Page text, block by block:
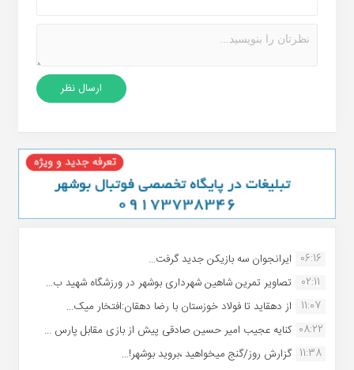
06:16 ایرانجوان سه بازیکن جدید گرفت...
02:11
تصاویر تمرین شاهین شهردارى بوشهر در ورزشگاه شهید ب...
11:07
از دهقاید تا فولاد خوزستان با رضا دهقان:افتخار میک...
08:22 کنایه عجیب امیر حسین صادقی پیش از بازی مقابل پارس ...
11:38 گزارش روز/گنج میخواهید ،بروید بوشهر!...